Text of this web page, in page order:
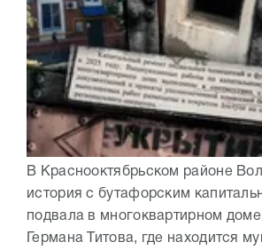
В Краснооктябрьском районе
история с бутафорским
подвала в многоквартирном
Германа Титова, где находится